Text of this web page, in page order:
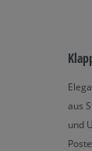
aus
und